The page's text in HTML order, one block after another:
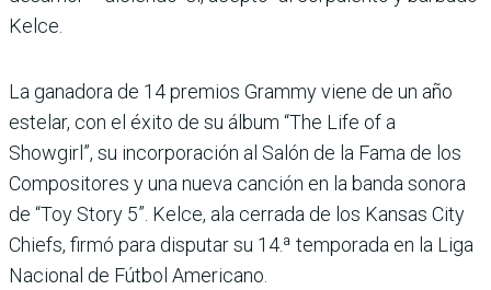
Kelce.
La ganadora de 14 premios Grammy viene de un año
estelar, con el éxito de su álbum “The Life of a
Showgirl”, su incorporación al Salón de la Fama de los
Compositores y una nueva canción en la banda sonora
de “Toy Story 5”. Kelce, ala cerrada de los Kansas City
Chiefs, firmó para disputar su 14.ª temporada en la Liga
Nacional de Fútbol Americano.